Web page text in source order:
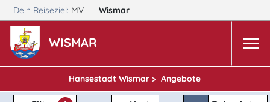
Dein Reiseziel: MV Wismar
WISMAR
Hansestadt Wismar > Angebote